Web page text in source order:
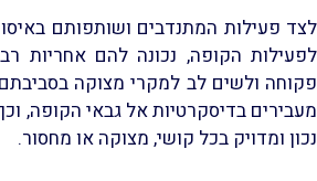
לצד פעילות המתנדבים ושותפותם
לפעילות הקופה, נכונה להם אחריות
פקוחה ולשים לב למקרי מצוקה
מעבירים בדיסקרטיות אל גבאי הקופה,
נכון ומדויק בכל קושי, מצוקה או מחסור.